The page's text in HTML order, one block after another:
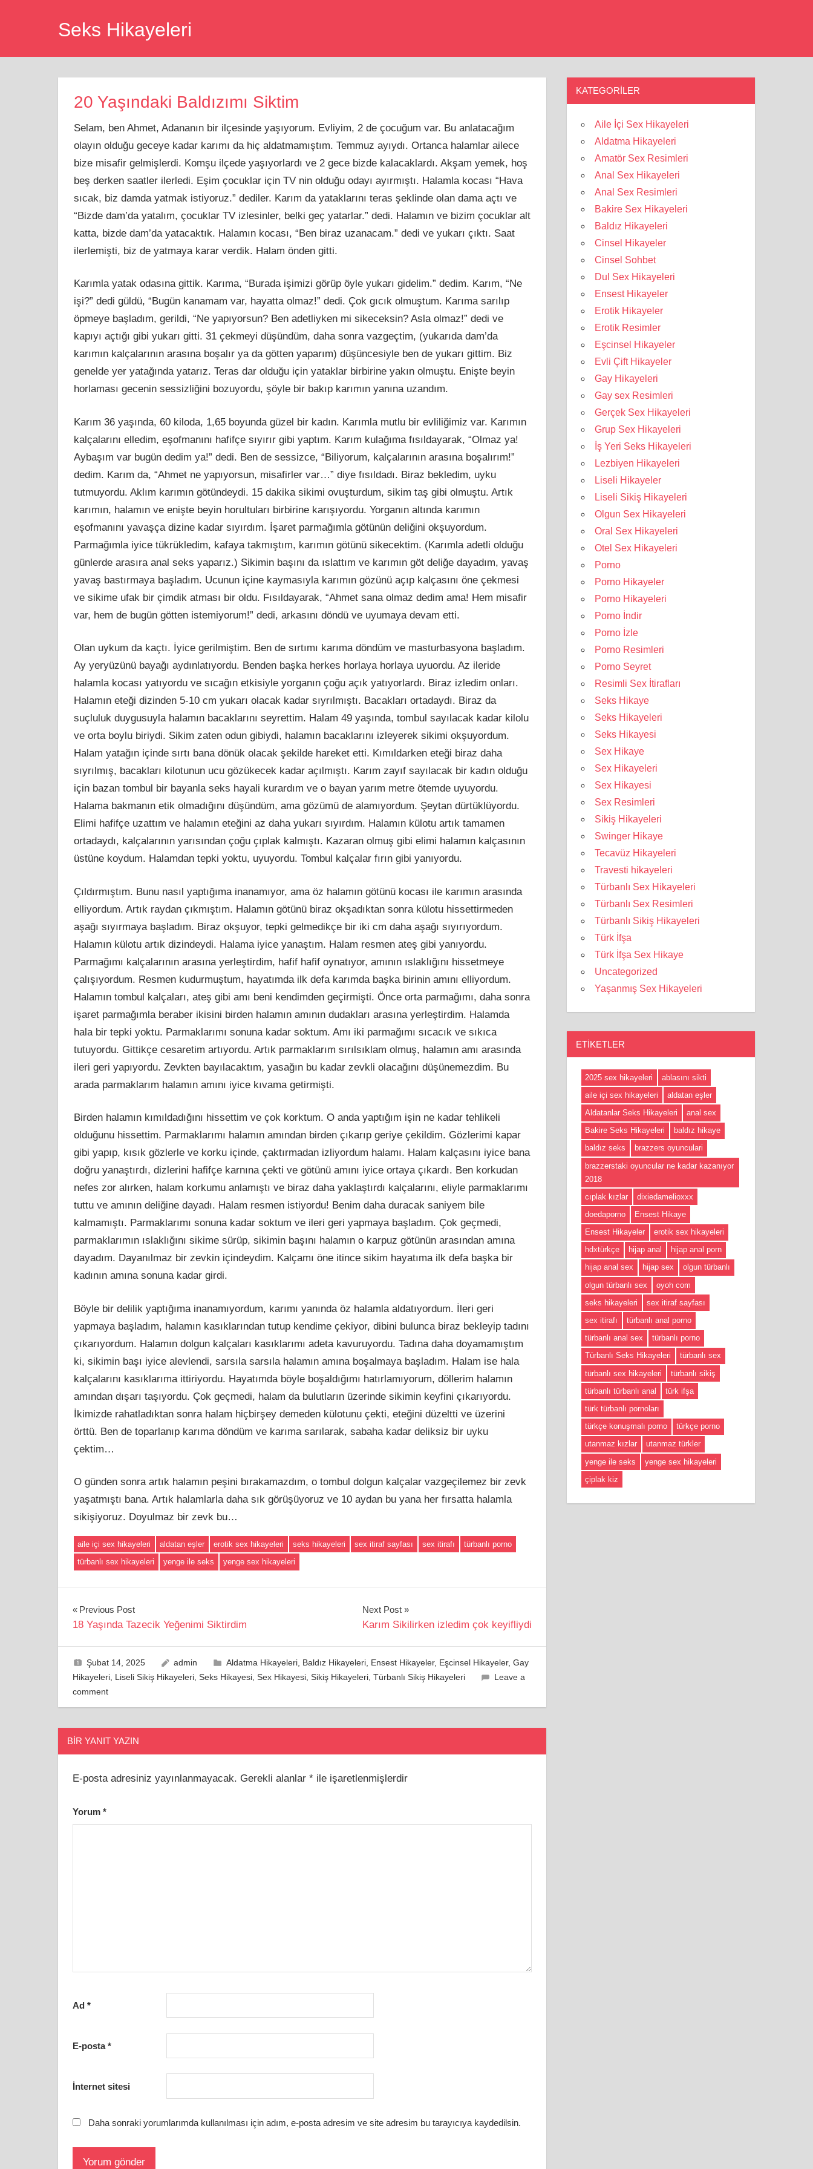
Seks Hikayeleri
20 Yaşındaki Baldızımı Siktim
Selam, ben Ahmet, Adananın bir ilçesinde yaşıyorum. Evliyim, 2 de çocuğum var. Bu anlatacağım
olayın olduğu geceye kadar karımı da hiç aldatmamıştım. Temmuz ayıydı. Ortanca halamlar ailece
bize misafir gelmişlerdi. Komşu ilçede yaşıyorlardı ve 2 gece bizde kalacaklardı. Akşam yemek, hoş
beş derken saatler ilerledi. Eşim çocuklar için TV nin olduğu odayı ayırmıştı. Halamla kocası “Hava
sıcak, biz damda yatmak istiyoruz.” dediler. Karım da yataklarını teras şeklinde olan dama açtı ve
“Bizde dam’da yatalım, çocuklar TV izlesinler, belki geç yatarlar.” dedi. Halamın ve bizim çocuklar alt
katta, bizde dam’da yatacaktık. Halamın kocası, “Ben biraz uzanacam.” dedi ve yukarı çıktı. Saat
ilerlemişti, biz de yatmaya karar verdik. Halam önden gitti.
Karımla yatak odasına gittik. Karıma, “Burada işimizi görüp öyle yukarı gidelim.” dedim. Karım, “Ne
işi?” dedi güldü, “Bugün kanamam var, hayatta olmaz!” dedi. Çok gıcık olmuştum. Karıma sarılıp
öpmeye başladım, gerildi, “Ne yapıyorsun? Ben adetliyken mi sikeceksin? Asla olmaz!” dedi ve
kapıyı açtığı gibi yukarı gitti. 31 çekmeyi düşündüm, daha sonra vazgeçtim, (yukarıda dam’da
karımın kalçalarının arasına boşalır ya da götten yaparım) düşüncesiyle ben de yukarı gittim. Biz
genelde yer yatağında yatarız. Teras dar olduğu için yataklar birbirine yakın olmuştu. Enişte beyin
horlaması gecenin sessizliğini bozuyordu, şöyle bir bakıp karımın yanına uzandım.
Karım 36 yaşında, 60 kiloda, 1,65 boyunda güzel bir kadın. Karımla mutlu bir evliliğimiz var. Karımın
kalçalarını elledim, eşofmanını hafifçe sıyırır gibi yaptım. Karım kulağıma fısıldayarak, “Olmaz ya!
Aybaşım var bugün dedim ya!” dedi. Ben de sessizce, “Biliyorum, kalçalarının arasına boşalırım!”
dedim. Karım da, “Ahmet ne yapıyorsun, misafirler var…” diye fısıldadı. Biraz bekledim, uyku
tutmuyordu. Aklım karımın götündeydi. 15 dakika sikimi ovuşturdum, sikim taş gibi olmuştu. Artık
karımın, halamın ve enişte beyin horultuları birbirine karışıyordu. Yorganın altında karımın
eşofmanını yavaşça dizine kadar sıyırdım. İşaret parmağımla götünün deliğini okşuyordum.
Parmağımla iyice tükrükledim, kafaya takmıştım, karımın götünü sikecektim. (Karımla adetli olduğu
günlerde arasıra anal seks yaparız.) Sikimin başını da ıslattım ve karımın göt deliğe dayadım, yavaş
yavaş bastırmaya başladım. Ucunun içine kaymasıyla karımın gözünü açıp kalçasını öne çekmesi
ve sikime ufak bir çimdik atması bir oldu. Fısıldayarak, “Ahmet sana olmaz dedim ama! Hem misafir
var, hem de bugün götten istemiyorum!” dedi, arkasını döndü ve uyumaya devam etti.
Olan uykum da kaçtı. İyice gerilmiştim. Ben de sırtımı karıma döndüm ve masturbasyona başladım.
Ay yeryüzünü bayağı aydınlatıyordu. Benden başka herkes horlaya horlaya uyuordu. Az ileride
halamla kocası yatıyordu ve sıcağın etkisiyle yorganın çoğu açık yatıyorlardı. Biraz izledim onları.
Halamın eteği dizinden 5-10 cm yukarı olacak kadar sıyrılmıştı. Bacakları ortadaydı. Biraz da
suçluluk duygusuyla halamın bacaklarını seyrettim. Halam 49 yaşında, tombul sayılacak kadar kilolu
ve orta boylu biriydi. Sikim zaten odun gibiydi, halamın bacaklarını izleyerek sikimi okşuyordum.
Halam yatağın içinde sırtı bana dönük olacak şekilde hareket etti. Kımıldarken eteği biraz daha
sıyrılmış, bacakları kilotunun ucu gözükecek kadar açılmıştı. Karım zayıf sayılacak bir kadın olduğu
için bazan tombul bir bayanla seks hayali kurardım ve o bayan yarım metre ötemde uyuyordu.
Halama bakmanın etik olmadığını düşündüm, ama gözümü de alamıyordum. Şeytan dürtüklüyordu.
Elimi hafifçe uzattım ve halamın eteğini az daha yukarı sıyırdım. Halamın külotu artık tamamen
ortadaydı, kalçalarının yarısından çoğu çıplak kalmıştı. Kazaran olmuş gibi elimi halamın kalçasının
üstüne koydum. Halamdan tepki yoktu, uyuyordu. Tombul kalçalar fırın gibi yanıyordu.
Çıldırmıştım. Bunu nasıl yaptığıma inanamıyor, ama öz halamın götünü kocası ile karımın arasında
elliyordum. Artık raydan çıkmıştım. Halamın götünü biraz okşadıktan sonra külotu hissettirmeden
aşağı sıyırmaya başladım. Biraz okşuyor, tepki gelmedikçe bir iki cm daha aşağı sıyırıyordum.
Halamın külotu artık dizindeydi. Halama iyice yanaştım. Halam resmen ateş gibi yanıyordu.
Parmağımı kalçalarının arasına yerleştirdim, hafif hafif oynatıyor, amının ıslaklığını hissetmeye
çalışıyordum. Resmen kudurmuştum, hayatımda ilk defa karımda başka birinin amını elliyordum.
Halamın tombul kalçaları, ateş gibi amı beni kendimden geçirmişti. Önce orta parmağımı, daha sonra
işaret parmağımla beraber ikisini birden halamın amının dudakları arasına yerleştirdim. Halamda
hala bir tepki yoktu. Parmaklarımı sonuna kadar soktum. Amı iki parmağımı sıcacık ve sıkıca
tutuyordu. Gittikçe cesaretim artıyordu. Artık parmaklarım sırılsıklam olmuş, halamın amı arasında
ileri geri yapıyordu. Zevkten bayılacaktım, yasağın bu kadar zevkli olacağını düşünemezdim. Bu
arada parmaklarım halamın amını iyice kıvama getirmişti.
Birden halamın kımıldadığını hissettim ve çok korktum. O anda yaptığım işin ne kadar tehlikeli
olduğunu hissettim. Parmaklarımı halamın amından birden çıkarıp geriye çekildim. Gözlerimi kapar
gibi yapıp, kısık gözlerle ve korku içinde, çaktırmadan izliyordum halamı. Halam kalçasını iyice bana
doğru yanaştırdı, dizlerini hafifçe karnına çekti ve götünü amını iyice ortaya çıkardı. Ben korkudan
nefes zor alırken, halam korkumu anlamıştı ve biraz daha yaklaştırdı kalçalarını, eliyle parmaklarımı
tuttu ve amının deliğine dayadı. Halam resmen istiyordu! Benim daha duracak saniyem bile
kalmamıştı. Parmaklarımı sonuna kadar soktum ve ileri geri yapmaya başladım. Çok geçmedi,
parmaklarımın ıslaklığını sikime sürüp, sikimin başını halamın o karpuz götünün arasından amına
dayadım. Dayanılmaz bir zevkin içindeydim. Kalçamı öne itince sikim hayatıma ilk defa başka bir
kadının amına sonuna kadar girdi.
Böyle bir delilik yaptığıma inanamıyordum, karımı yanında öz halamla aldatıyordum. İleri geri
yapmaya başladım, halamın kasıklarından tutup kendime çekiyor, dibini bulunca biraz bekleyip tadını
çıkarıyordum. Halamın dolgun kalçaları kasıklarımı adeta kavuruyordu. Tadına daha doyamamıştım
ki, sikimin başı iyice alevlendi, sarsıla sarsıla halamın amına boşalmaya başladım. Halam ise hala
kalçalarını kasıklarıma ittiriyordu. Hayatımda böyle boşaldığımı hatırlamıyorum, döllerim halamın
amından dışarı taşıyordu. Çok geçmedi, halam da bulutların üzerinde sikimin keyfini çıkarıyordu.
İkimizde rahatladıktan sonra halam hiçbirşey demeden külotunu çekti, eteğini düzeltti ve üzerini
örttü. Ben de toparlanıp karıma döndüm ve karıma sarılarak, sabaha kadar deliksiz bir uyku
çektim…
O günden sonra artık halamın peşini bırakamazdım, o tombul dolgun kalçalar vazgeçilemez bir zevk
yaşatmıştı bana. Artık halamlarla daha sık görüşüyoruz ve 10 aydan bu yana her fırsatta halamla
sikişiyoruz. Doyulmaz bir zevk bu…
aile içi sex hikayeleri aldatan eşler erotik sex hikayeleri seks hikayeleri sex itiraf sayfası sex itirafı
türbanlı porno
türbanlı sex hikayeleri
yenge ile seks yenge sex hikayeleri
Yazı
gezinmesi
Previous Post
18 Yaşında Tazecik Yeğenimi Siktirdim
Next Post
Karım Sikilirken izledim çok keyifliydi
Şubat 14, 2025 admin Aldatma Hikayeleri, Baldız Hikayeleri, Ensest Hikayeler, Eşcinsel Hikayeler, Gay
Hikayeleri Liseli Sikiş Hikayeleri Seks Hikayesi Sex Hikayesi Sikiş Hikayeleri Türbanlı Sikiş Hikayeleri
Leave a
comment
BIR YANIT YAZIN
E-posta adresiniz yayınlanmayacak. Gerekli alanlar * ile işaretlenmişlerdir
Yorum *
Ad *
E-posta*
İnternet sitesi
Daha sonraki yorumlarımda kullanılması için adım, e-posta adresim ve site adresim bu tarayıcıya kaydedilsin.
KATEGORILER
Aile İçi Sex Hikayeleri
Aldatma Hikayeleri
Amatör Sex Resimleri
Anal Sex Hikayeleri
Anal Sex Resimleri
Bakire Sex Hikayeleri
Baldız Hikayeleri
Cinsel Hikayeler
Cinsel Sohbet
Dul Sex Hikayeleri
Ensest Hikayeler
Erotik Hikayeler
Erotik Resimler
Eşcinsel Hikayeler
Evli Çift Hikayeler
Gay Hikayeleri
Gay sex Resimleri
Gerçek Sex Hikayeleri
Grup Sex Hikayeleri
İş Yeri Seks Hikayeleri
Lezbiyen Hikayeleri
Liseli Hikayeler
Liseli Sikiş Hikayeleri
Olgun Sex Hikayeleri
Oral Sex Hikayeleri
Otel Sex Hikayeleri
Porno
Porno Hikayeler
Porno Hikayeleri
Porno İndir
Porno İzle
Porno Resimleri
Porno Seyret
Resimli Sex İtirafları
Seks Hikaye
Seks Hikayeleri
Seks Hikayesi
Sex Hikaye
Sex Hikayeleri
Sex Hikayesi
Sex Resimleri
Sikiş Hikayeleri
Swinger Hikaye
Tecavüz Hikayeleri
Travesti hikayeleri
Türbanlı Sex Hikayeleri
Türbanlı Sex Resimleri
Türbanlı Sikiş Hikayeleri
Türk İfşa
Türk İfşa Sex Hikaye
Uncategorized
Yaşanmış Sex Hikayeleri
ETIKETLER
2025 sex hikayeleri
ablasını sikti
aile içi sex hikayeleri
aldatan eşler
Aldatanlar Seks Hikayeleri
anal sex
Bakire Seks Hikayeleri
baldız hikaye
baldız seks
brazzers oyunculari
brazzerstaki oyuncular ne kadar kazanıyor
2018
cıplak kızlar
dixiedamelioxxx
doedaporno
Ensest Hikaye
Ensest Hikayeler
erotik sex hikayeleri
hdxtürkçe
hijap anal
hijap anal porn
hijap anal sex
hijap sex
olgun türbanlı
olgun türbanlı sex
oyoh com
seks hikayeleri
sex itiraf sayfası
sex itirafı
türbanlı anal porno
türbanlı anal sex
türbanlı porno
Türbanlı Seks Hikayeleri
türbanlı sex
türbanlı sex hikayeleri
türbanlı sikiş
türbanlı türbanlı anal
türk ifşa
türk türbanlı pornoları
türkçe konuşmalı porno
türkçe porno
utanmaz kızlar
utanmaz türkler
yenge ile seks
yenge sex hikayeleri
çiplak kiz